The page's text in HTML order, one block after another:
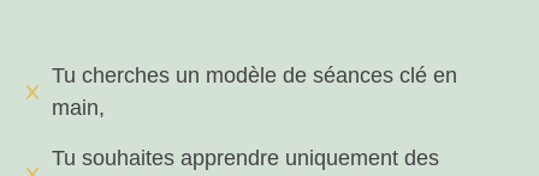
Tu cherches un modèle de séances clé en
main,
Tu souhaites apprendre uniquement des